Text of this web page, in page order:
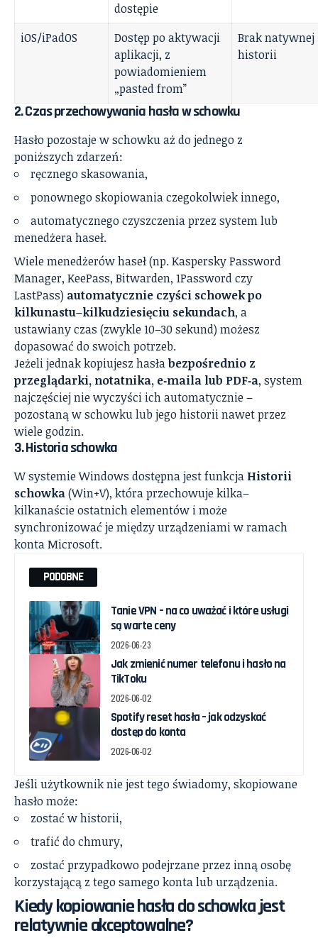
dostępie
iOS/iPadOS
Dostęp po aktywacji
aplikacji, z
powiadomieniem
„pasted from”
Brak natywnej
historii
2. Czas przechowywania hasła w schowku
Hasło pozostaje w schowku aż do jednego z
poniższych zdarzeń:
ręcznego skasowania,
ponownego skopiowania czegokolwiek innego,
automatycznego czyszczenia przez system lub
menedżera haseł.
Wiele menedżerów haseł (np. Kaspersky Password
Manager, KeePass, Bitwarden, 1Password czy
LastPass) automatycznie czyści schowek po
kilkunastu–kilkudziesięciu sekundach, a
ustawiany czas (zwykle 10–30 sekund) możesz
dopasować do swoich potrzeb.
Jeżeli jednak kopiujesz hasłabezpośrednio z
przeglądarki, notatnika, e‑maila lub PDF‑a, system
najczęściej nie wyczyści ich automatycznie –
pozostaną w schowku lub jego historii nawet przez
wiele godzin.
3. Historia schowka
W systemie Windows dostępna jest funkcja Historii
schowka(Win+V), która przechowuje kilka–
kilkanaście ostatnich elementów i może
synchronizować je między urządzeniami w ramach
konta Microsoft.
PODOBNE
Tanie VPN – na co uważać i które usługi
są warte ceny
2026-06-23
Jak zmienić numer telefonu i hasło na
TikToku
2026-06-02
Spotify reset hasła – jak odzyskać
dostęp do konta
2026-06-02
Jeśli użytkownik nie jest tego świadomy, skopiowane
hasło może:
zostać w historii,
trafić do chmury,
zostać przypadkowo podejrzane przez inną osobę
korzystającą z tego samego konta lub urządzenia.
Kiedy kopiowanie hasła do schowka jest
relatywnie akceptowalne?